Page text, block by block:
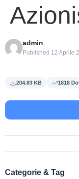
admin
Published 12 Aprile
204.83 KB 1818
Categorie & Tag